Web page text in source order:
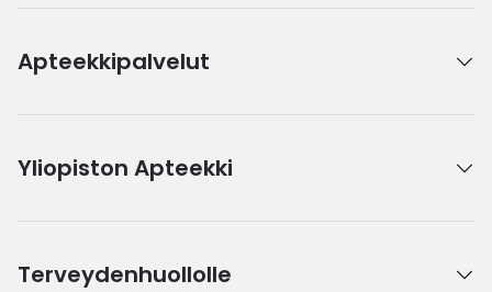
Apteekkipalvelut
Yliopiston Apteekki
Terveydenhuollolle